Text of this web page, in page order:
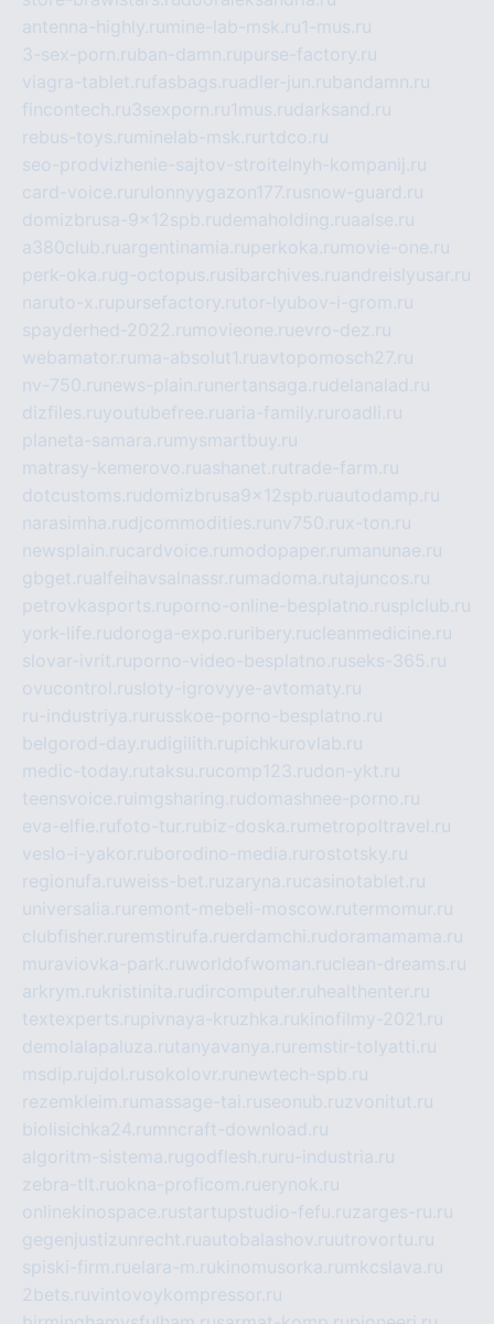
antenna-highly.ru mine-lab-msk.ru1-mus.ru
3-sex-porn.ruban-damn.rupurse-factory.ru
viagra-tablet.rufasbags.ruadler-jun.rubandamn.ru
fincontech.ru3sexporn.ru1mus.rudarksand.ru
rebus-toys.ru minelab-msk.ru rtdco.ru
seo-prodvizhenie-sajtov-stroitelnyh-kompanij.ru
card-voice.ru rulonnyygazon177.rusnow-guard.ru
domizbrusa-9x12spb.rudemaholding.ruaalse.ru
a380club.ruargentinamia.ruperkoka.ru movie-one.ru
perk-oka.rug-octopus.rusibarchives.ruandreislyusar.ru
naruto-x.rupursefactory.rutor-lyubov-i-grom.ru
spayderhed-2022.ru movieone.ruevro-dez.ru
webamator.ru ma-absolut1.ruavtopomosch27.ru
nv-750.ru news-plain.ru nertansaga.rudelanalad.ru
dizfiles.ruyoutubefree.ruaria-family.ru roadli.ru
planeta-samara.ru mysmartbuy.ru
matrasy-kemerovo.ruashanet.rutrade-farm.ru
dotcustoms.rudomizbrusa9x12spb.ruautodamp.ru
narasimha.rudjcommodities.ru nv750.rux-ton.ru
newsplain.rucardvoice.ru modopaper.ru manunae.ru
gbget.rualfeihavsalnassr.ru madoma.rutajuncos.ru
petrovkasports.ruporno-online-besplatno.rusplclub.ru
york-life.rudoroga-expo.ru ribery.rucleanmedicine.ru
slovar-ivrit.ruporno-video-besplatno.ruseks-365.ru
ovucontrol.rusloty-igrovyye-avtomaty.ru
ru-industriya.ru russkoe-porno-besplatno.ru
belgorod-day.rudigilith.rupichkurovlab.ru
medic-today.rutaksu.rucomp123.rudon-ykt.ru
teensvoice.ru imgsharing.rudomashnee-porno.ru
eva-elfie.rufoto-tur.rubiz-doska.ru metropoltravel.ru
veslo-i-yakor.ruborodino-media.ru rostotsky.ru
regionufa.ruweiss-bet.ruzaryna.rucasinotablet.ru
universalia.ru remont-mebeli-moscow.rutermomur.ru
clubfisher.ru remstirufa.ruerdamchi.rudoramamama.ru
muraviovka-park.ruworldofwoman.ruclean-dreams.ru
arkrym.rukristinita.rudircomputer.ru healthenter.ru
textexperts.rupivnaya-kruzhka.rukinofilmy-2021.ru
demolalapaluza.rutanyavanya.ru remstir-tolyatti.ru
msdip.ru jdol.rusokolovr.ru newtech-spb.ru
rezemkleim.ru massage-tai.ruseonub.ruzvonitut.ru
biolisichka24.ru mncraft-download.ru
algoritm-sistema.rugodflesh.ru ru-industria.ru
zebra-tlt.ruokna-proficom.ruerynok.ru
onlinekinospace.rustartupstudio-fefu.ruzarges-ru.ru
gegenjustizunrecht.ruautobalashov.ruutrovortu.ru
spiski-firm.ruelara-m.rukinomusorka.ru mkcslava.ru
2bets.ruvintovoykompressor.ru